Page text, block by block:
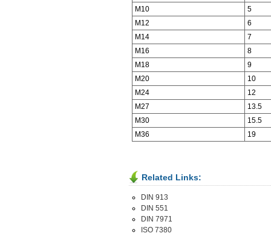
M10
5
M12
6
M14
7
M16
8
M18
9
M20
10
M24
12
M27
13.5
M30
15.5
M36
19
Related Links:
DIN 913
DIN 551
DIN 7971
ISO 7380